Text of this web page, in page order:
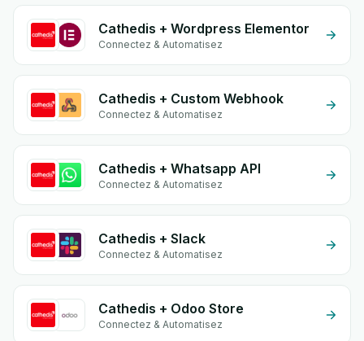
Cathedis + Wordpress Elementor
Connectez & Automatisez
Cathedis + Custom Webhook
Connectez & Automatisez
Cathedis + Whatsapp API
Connectez & Automatisez
Cathedis + Slack
Connectez & Automatisez
Cathedis + Odoo Store
Connectez & Automatisez